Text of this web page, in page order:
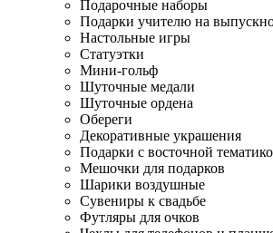
Подарочные наборы
Подарки учителю на
Настольные игры
Статуэтки
Мини-гольф
Шуточные медали
Шуточные ордена
Обереги
Декоративные украшения
Подарки с восточной
Мешочки для подарков
Шарики воздушные
Сувениры к свадьбе
Футляры для очков